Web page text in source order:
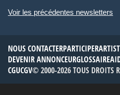
Voir les précédentes newsletters
NOUS CONTACTERPARTICIPER
DEVENIR ANNONCEURGLOSSAIRE
CGUCGV© 2000-2026 TOUS DROITS